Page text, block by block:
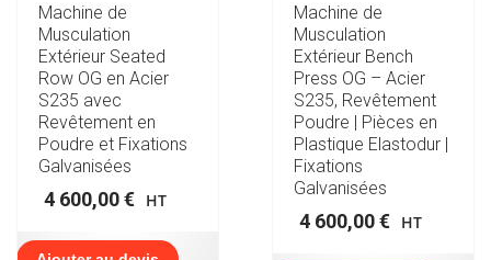
Machine de
Musculation
Extérieur Seated
Row OG en Acier
S235 avec
Revêtement en
Poudre et Fixations
Galvanisées
4 600,00€ HT
Machine de
Musculation
Extérieur Bench
Press OG – Acier
S235, Revêtement
Poudre | Pièces en
Plastique Elastodur |
Fixations
Galvanisées
4 600,00€ HT